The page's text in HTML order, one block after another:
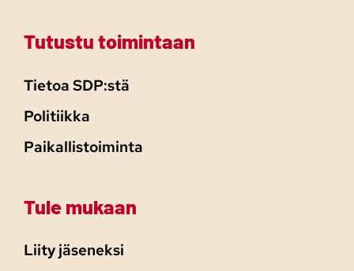
Tutustu toimintaan
Tietoa SDP:stä
Politiikka
Paikallistoiminta
Tule mukaan
Liity jäseneksi